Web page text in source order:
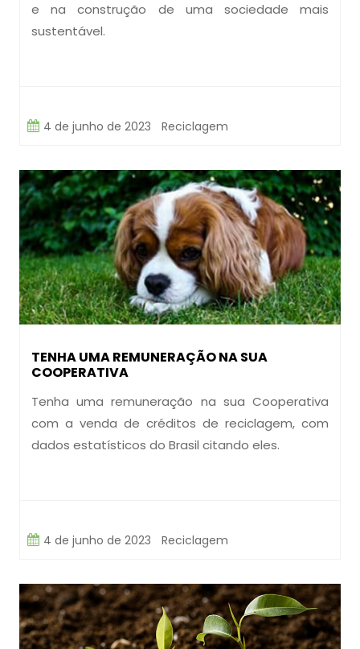
e na construção de uma sociedade mais
sustentável.
4 de junho de 2023 Reciclagem
TENHA UMA REMUNERAÇÃO NA SUA
COOPERATIVA
Tenha uma remuneração na sua Cooperativa
com a venda de créditos de reciclagem, com
dados estatísticos do Brasil citando eles.
4 de junho de 2023 Reciclagem